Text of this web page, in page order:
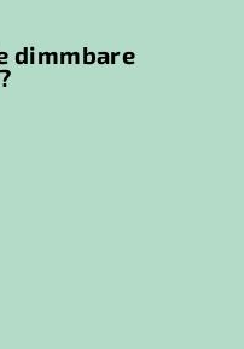
dimmbare